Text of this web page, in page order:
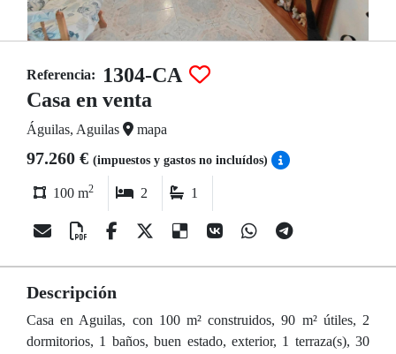
Referencia:
1304-CA
Casa en venta
Águilas, Aguilas mapa
97.260 € (impuestos y gastos no incluídos)
100 m2 2 1
Descripción
Casa en Aguilas, con 100 m² construidos, 90 m² útiles, 2
dormitorios, 1 baños, buen estado, exterior, 1 terraza(s), 30